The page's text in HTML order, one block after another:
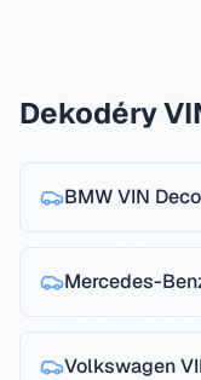
Dekodéry
BMWVIN
Mercedes-
Volkswagen